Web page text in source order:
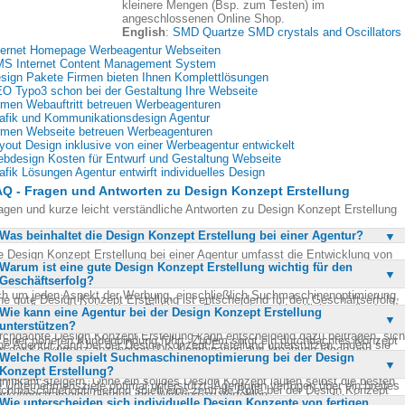
kleinere Mengen (Bsp. zum Testen) im
angeschlossenen Online Shop.
English: SMD Quartze SMD crystals and Oscillators
Homepage Werbeagentur Webseiten
Internet Content Management System
Pakete Firmen bieten Ihnen Komplettlösungen
Typo3 schon bei der Gestaltung Ihre Webseite
Webauftritt betreuen Werbeagenturen
und Kommunikationsdesign Agentur
Webseite betreuen Werbeagenturen
Design inklusive von einer Werbeagentur entwickelt
Kosten für Entwurf und Gestaltung Webseite
Lösungen Agentur entwirft individuelles Design
- Fragen und Antworten zu Design Konzept Erstellung
und kurze leicht verständliche Antworten zu Design Konzept Erstellung
Was beinhaltet die Design Konzept Erstellung bei einer Agentur?
Design Konzept Erstellung bei einer Agentur umfasst die Entwicklung von
Ideen und Visionen, die auf die Corporate Identity und das
Design eines Unternehmens abgestimmt sind. Agenturen kümmern
um jeden Aspekt der Werbung, einschließlich Suchmaschinenoptimierung,
und Werbemittel. Ziel ist es, Potenziale zu identifizieren, die den
eines Unternehmens beschleunigen und sichern. Eine gut
Design Konzept Erstellung kann entscheidend dazu beitragen, sich
der Konkurrenz abzuheben. Die Kombination aus kreativen Ideen und
Wissen ermöglicht es, innovative und effektive Designs zu
Warum ist eine gute Design Konzept Erstellung wichtig für den
Geschäftserfolg?
gute Design Konzept Erstellung ist entscheidend für den Geschäftserfolg,
sie die Grundlage für alle Marketing- und Werbemaßnahmen bildet. Ein
Design vermittelt Professionalität und stärkt die Markenidentität, was
höheren Kundenbindung führt. Zudem sorgt ein durchdachtes Konzept
dass alle Kommunikationskanäle harmonisch aufeinander abgestimmt
Dies erhöht die Effizienz der Marketingmaßnahmen und kann den Umsatz
steigern. Ohne ein solides Design Konzept laufen selbst die besten
Gefahr, ihre Wirkung zu verfehlen.
Wie kann eine Agentur bei der Design Konzept Erstellung
unterstützen?
Agentur kann bei der Design Konzept Erstellung unterstützen, indem sie
Beratungsleistungen und kreative Lösungen anbietet. Sie
bestehenden Markenwerte und entwickelt darauf basierend ein Konzept, das
Unternehmensziele optimal unterstützt. Agenturen verfügen über ein breites
und können alle Aspekte des Designs und der Werbung
Welche Rolle spielt Suchmaschinenoptimierung bei der Design
Konzept Erstellung?
spielt eine zentrale Rolle bei der Design Konzept